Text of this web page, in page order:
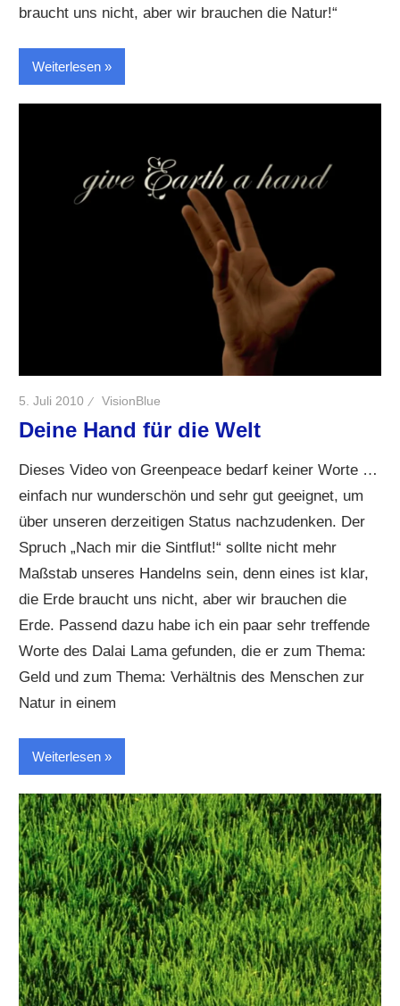
braucht uns nicht, aber wir brauchen die Natur!“
Weiterlesen
5. Juli 2010 VisionBlue
Deine Hand für die Welt
Dieses Video von Greenpeace bedarf keiner Worte …
einfach nur wunderschön und sehr gut geeignet, um
über unseren derzeitigen Status nachzudenken. Der
Spruch „Nach mir die Sintflut!“ sollte nicht mehr
Maßstab unseres Handelns sein, denn eines ist klar,
die Erde braucht uns nicht, aber wir brauchen die
Erde. Passend dazu habe ich ein paar sehr treffende
Worte des Dalai Lama gefunden, die er zum Thema:
Geld und zum Thema: Verhältnis des Menschen zur
Natur in einem
Weiterlesen